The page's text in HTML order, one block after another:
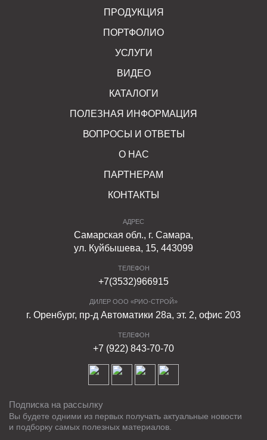
ПРОДУКЦИЯ
ПОРТФОЛИО
УСЛУГИ
ВИДЕО
КАТАЛОГИ
ПОЛЕЗНАЯ ИНФОРМАЦИЯ
ВОПРОСЫ И ОТВЕТЫ
О НАС
ПАРТНЕРАМ
КОНТАКТЫ
АДРЕС
Самарская обл., г. Самара,
ул. Куйбышева, 15, 443099
ТЕЛЕФОН
+7(3532)966915
ДИЛЕР ООО «РИО-СТРОЙ»
г. Оренбург, пр-д Автоматики 28а, эт. 2, офис 203
ТЕЛЕФОН
+7 (922) 843-70-70
Подписка на рассылку
Вы будете одними из первых получать актуальные новости
и подборку самых полезных материалов.